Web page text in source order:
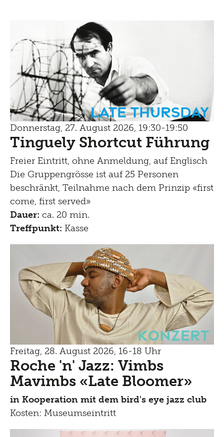
Late Thursday
Donnerstag, 27. August 2026, 19:30-19:50
Tinguely Shortcut Führung
Freier Eintritt, ohne Anmeldung, auf Englisch
Die Gruppengrösse ist auf 25 Personen
beschränkt, Teilnahme nach dem Prinzip «first
come, first served»
Dauer: ca. 20 min.
Treffpunkt: Kasse
Konzert
Freitag, 28. August 2026, 16-18 Uhr
Roche 'n' Jazz: Vimbs
Mavimbs «Late Bloomer»
in Kooperation mit dem bird's eye jazz club
Kosten: Museumseintritt